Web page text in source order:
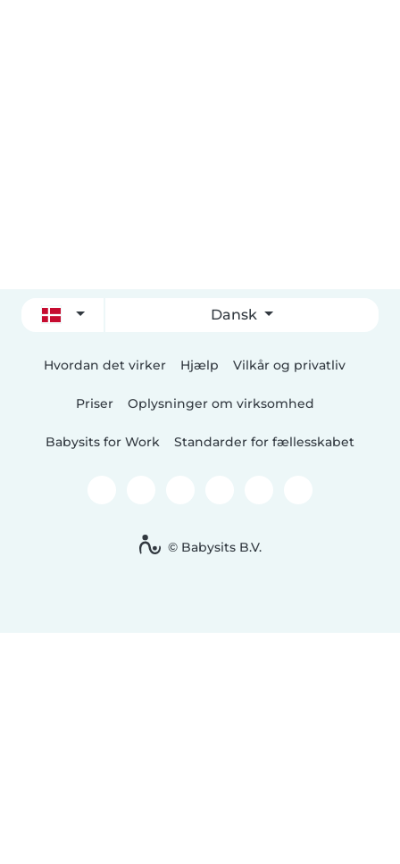
Dansk
Hvordan det virker Hjælp Vilkår og privatliv
Priser Oplysninger om virksomhed
Babysits for Work Standarder for fællesskabet
© Babysits B.V.